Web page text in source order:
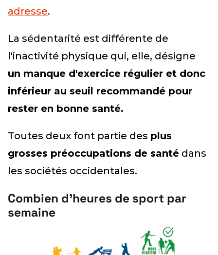
adresse.
La sédentarité est différente de
l'inactivité physique qui, elle, désigne
un manque d'exercice régulier et donc
inférieur au seuil recommandé pour
rester en bonne santé.
Toutes deux font partie des plus
grosses préoccupations de santé dans
les sociétés occidentales.
Combien d'heures de sport par
semaine